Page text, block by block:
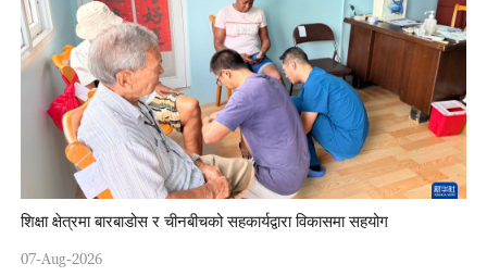
शिक्षा क्षेत्रमा बारबाडोस र चीनबीचको सहकार्यद्वारा विकासमा सहयोग
07-Aug-2026